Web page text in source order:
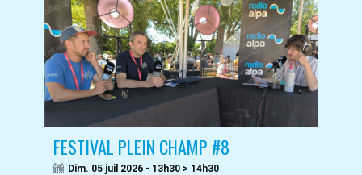
FESTIVAL PLEIN CHAMP #8
Dim. 05 juil 2026 - 13h30 > 14h30